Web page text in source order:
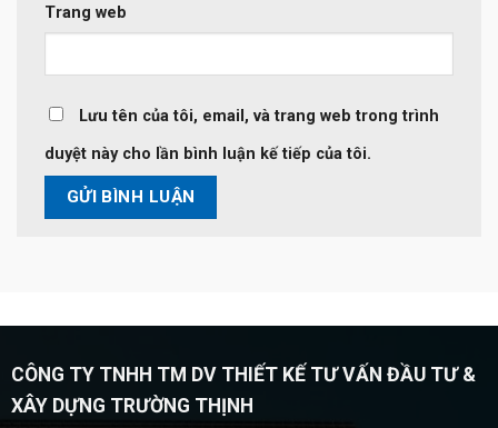
Trang web
Lưu tên của tôi, email, và trang web trong trình
duyệt này cho lần bình luận kế tiếp của tôi.
CÔNG TY TNHH TM DV THIẾT KẾ TƯ VẤN ĐẦU TƯ &
XÂY DỰNG TRƯỜNG THỊNH